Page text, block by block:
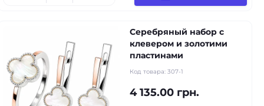
Серебряный набор с
клевером и золотими
пластинами
Код товара: 307-1
4 135.00 грн.